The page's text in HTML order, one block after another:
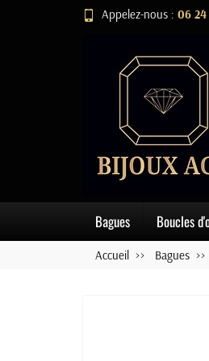
Appelez-nous : 06 24
Bagues Boucles
Accueil Bagues